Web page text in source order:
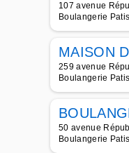
107 avenue
Boulangerie
MAISON
259 avenue
Boulangerie
50 avenue
Boulangerie